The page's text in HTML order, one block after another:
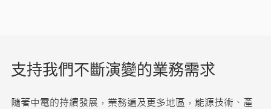
支持我們不斷演變的業務需求
隨著中電的持續發展，業務遍及更多地區，能源技術、產